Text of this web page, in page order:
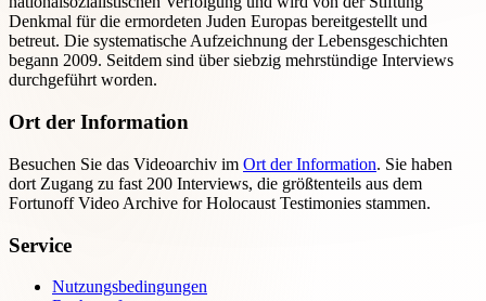
Denkmal für die ermordeten Juden Europas bereitgestellt und
betreut. Die systematische Aufzeichnung der Lebensgeschichten
begann 2009. Seitdem sind über siebzig mehrstündige Interviews
durchgeführt worden.
Ort der Information
Besuchen Sie das Videoarchiv im Ort der Information. Sie haben
dort Zugang zu fast 200 Interviews, die größtenteils aus dem
Fortunoff Video Archive for Holocaust Testimonies stammen.
Service
Nutzungsbedingungen